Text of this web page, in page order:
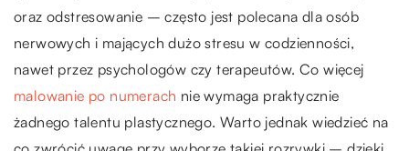
oraz odstresowanie – często jest polecana dla osób
nerwowych i mających dużo stresu w codzienności,
nawet przez psychologów czy terapeutów. Co więcej
malowanie po numerach nie wymaga praktycznie
żadnego talentu plastycznego. Warto jednak wiedzieć na